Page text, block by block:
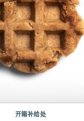
开箱补给处